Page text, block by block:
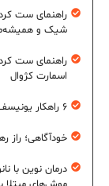
شیک و
راهنمای ست
اسمارت کژوال
۶ راهکار یونیسف برای پرورش عادت‌های غذایی سالم در کودکان
خودآگاهی؛ راز